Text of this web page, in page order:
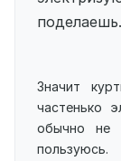
поделаешь.
Значит
частенько
обычно не